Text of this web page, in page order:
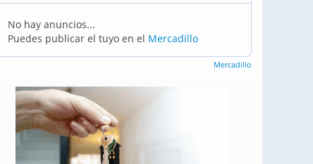
No hay anuncios...
Puedes publicar el tuyo en el Mercadillo
Mercadillo